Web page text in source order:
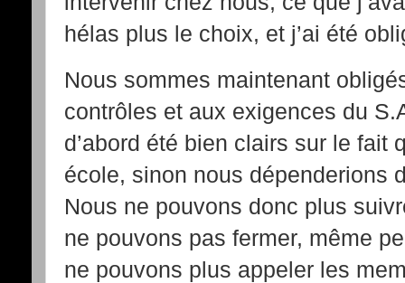
hélas plus le choix, et j’ai été
Nous sommes maintenant
contrôles et aux exigences du
d’abord été bien clairs sur le fait
école, sinon nous dépenderions
Nous ne pouvons donc plus
ne pouvons pas fermer, même
ne pouvons plus appeler les